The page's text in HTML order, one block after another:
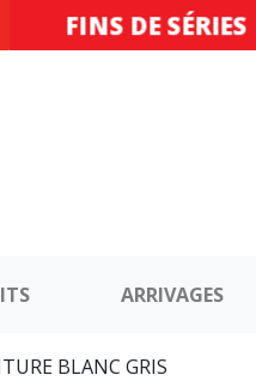
DESTOCKAGE
FINS DE SÉRIES
ARRIVAGES
BLANC GRIS